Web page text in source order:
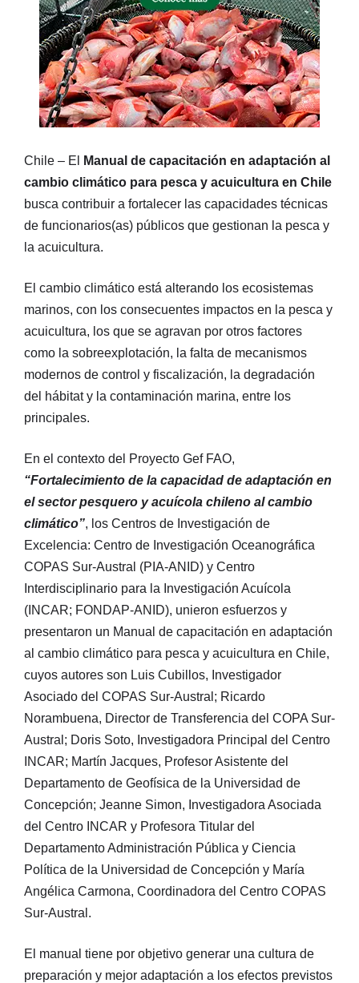
Chile – El
Manual de capacitación en adaptación al
cambio climático para pesca y acuicultura en Chile
busca contribuir a fortalecer las capacidades técnicas
de funcionarios(as) públicos que gestionan la pesca y
la acuicultura.
El cambio climático está alterando los ecosistemas
marinos, con los consecuentes impactos en la pesca y
acuicultura, los que se agravan por otros factores
como la sobreexplotación, la falta de mecanismos
modernos de control y fiscalización, la degradación
del hábitat y la contaminación marina, entre los
principales.
En el contexto del Proyecto Gef FAO,
“Fortalecimiento de la capacidad de adaptación en
el sector pesquero y acuícola chileno al cambio
climático”, los Centros de Investigación de
Excelencia: Centro de Investigación Oceanográfica
COPAS Sur-Austral (PIA-ANID) y Centro
Interdisciplinario para la Investigación Acuícola
(INCAR; FONDAP-ANID), unieron esfuerzos y
presentaron un Manual de capacitación en adaptación
al cambio climático para pesca y acuicultura en Chile,
cuyos autores son Luis Cubillos, Investigador
Asociado del COPAS Sur-Austral; Ricardo
Norambuena, Director de Transferencia del COPA Sur-
Austral; Doris Soto, Investigadora Principal del Centro
INCAR; Martín Jacques, Profesor Asistente del
Departamento de Geofísica de la Universidad de
Concepción; Jeanne Simon, Investigadora Asociada
del Centro INCAR y Profesora Titular del
Departamento Administración Pública y Ciencia
Política de la Universidad de Concepción y María
Angélica Carmona, Coordinadora del Centro COPAS
Sur-Austral.
El manual tiene por objetivo generar una cultura de
preparación y mejor adaptación a los efectos previstos